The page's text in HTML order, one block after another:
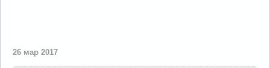
26 мар 2017